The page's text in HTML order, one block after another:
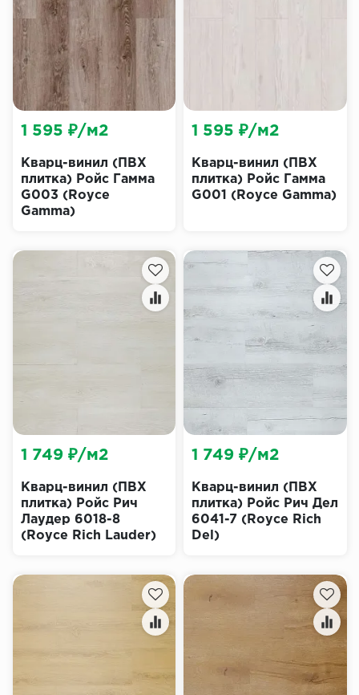
Кварц-винил (ПВХ
плитка) Ройс Гамма
G003 (Royce
Gamma)
1 595 ₽/м2
Кварц-винил (ПВХ
плитка) Ройс Гамма
G001 (Royce Gamma)
1 595 ₽/м2
Кварц-винил (ПВХ
плитка) Ройс Рич
Лаудер 6018-8
(Royce Rich Lauder)
1 749 ₽/м2
Кварц-винил (ПВХ
плитка) Ройс Рич Дел
6041-7 (Royce Rich
Del)
1 749 ₽/м2